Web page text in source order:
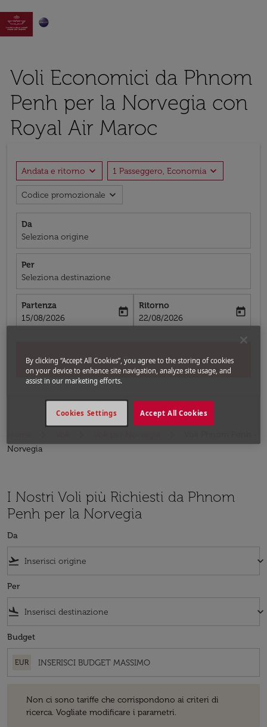

Voli Economici da Phnom
Penh per la Norvegia con
Royal Air Maroc
Andata e ritorno expand_more 1 Passeggero, Economia expand_more
Codice promozionale expand_more
Da
Seleziona origine
Per
Seleziona destinazione
Partenza
fc-booking-departure-date-aria-label
15/08/2026
today
Ritorno
fc-booking-return-date-aria-label
22/08/2026
today
Cerca
Norvegia
I Nostri Voli più Richiesti da Phnom
Penh per la Norvegia
Da
flight_takeoff keyboard_arrow_down
Per
flight_land keyboard_arrow_down
Budget
EUR
Non ci sono tariffe che corrispondono ai criteri di
ricerca. Vogliate modificare i parametri.
By clicking “Accept All Cookies”, you agree to the storing of cookies
on your device to enhance site navigation, analyze site usage, and
assist in our marketing efforts.
Accept All Cookies
Cookies Settings